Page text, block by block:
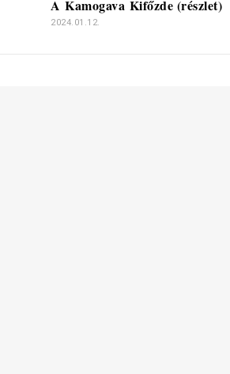
A Kamogava Kifőzde (részlet)
2024.01.12.